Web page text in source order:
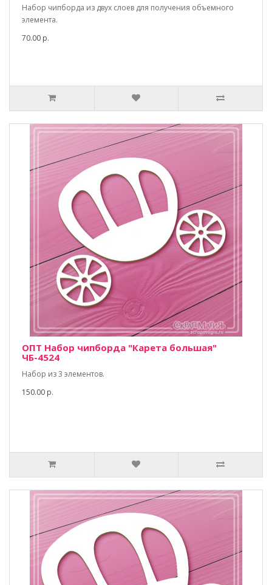
Набор чипборда из двух слоев для получения объемного
элемента.
70.00 р.
ОПТ Набор чипборда "Карета большая"
ЧБ-4524
Набор из 3 элементов.
150.00 р.